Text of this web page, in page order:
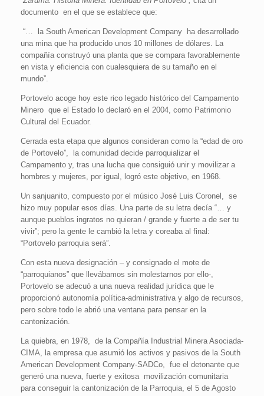
documento en el que se establece que:
“… la South American Development Company ha desarrollado
una mina que ha producido unos 10 millones de dólares. La
compañía construyó una planta que se compara favorablemente
en vista y eficiencia con cualesquiera de su tamaño en el
mundo”.
Portovelo acoge hoy este rico legado histórico del Campamento
Minero que el Estado lo declaró en el 2004, como Patrimonio
Cultural del Ecuador.
Cerrada esta etapa que algunos consideran como la “edad de oro
de Portovelo”, la comunidad decide parroquializar el
Campamento y, tras una lucha que consiguió unir y movilizar a
hombres y mujeres, por igual, logró este objetivo, en 1968.
Un sanjuanito, compuesto por el músico José Luis Coronel, se
hizo muy popular esos días. Una parte de su letra decía “… y
aunque pueblos ingratos no quieran / grande y fuerte a de ser tu
vivir”; pero la gente le cambió la letra y coreaba al final:
“Portovelo parroquia será”.
Con esta nueva designación – y consignado el mote de
“parroquianos” que llevábamos sin molestarnos por ello-,
Portovelo se adecuó a una nueva realidad jurídica que le
proporcionó autonomía política-administrativa y algo de recursos,
pero sobre todo le abrió una ventana para pensar en la
cantonización.
La quiebra, en 1978, de la Compañía Industrial Minera Asociada-
CIMA, la empresa que asumió los activos y pasivos de la South
American Development Company-SADCo, fue el detonante que
generó una nueva, fuerte y exitosa movilización comunitaria
para conseguir la cantonización de la Parroquia, el 5 de Agosto